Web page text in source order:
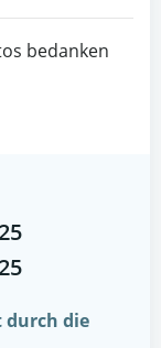
bedanken
durch die